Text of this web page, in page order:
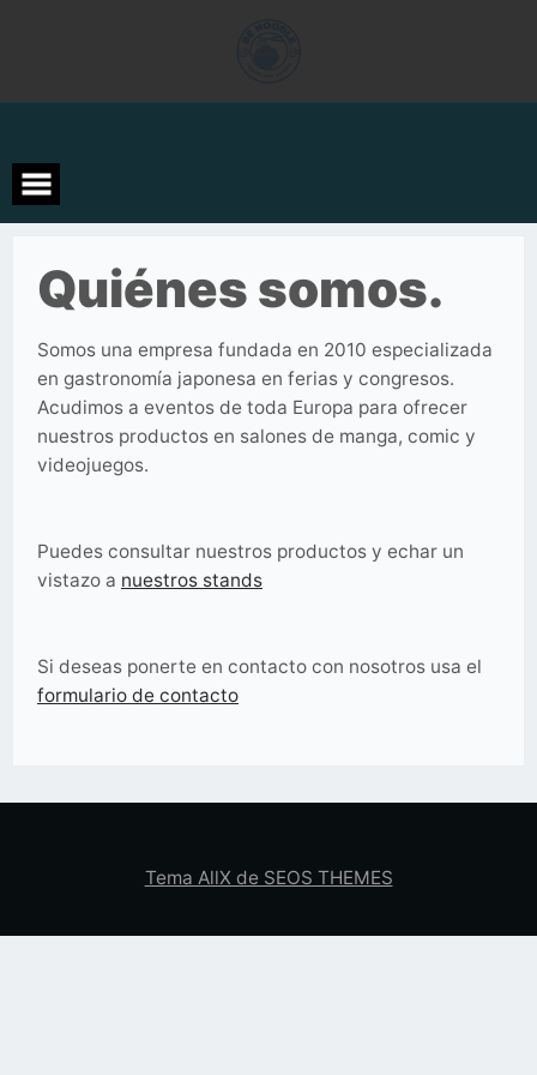
Quiénes somos.
Somos una empresa fundada en 2010 especializada
en gastronomía japonesa en ferias y congresos.
Acudimos a eventos de toda Europa para ofrecer
nuestros productos en salones de manga, comic y
videojuegos.
Puedes consultar nuestros productos y echar un
vistazo a nuestros stands
Si deseas ponerte en contacto con nosotros usa el
formulario de contacto
Tema AllX de SEOS THEMES